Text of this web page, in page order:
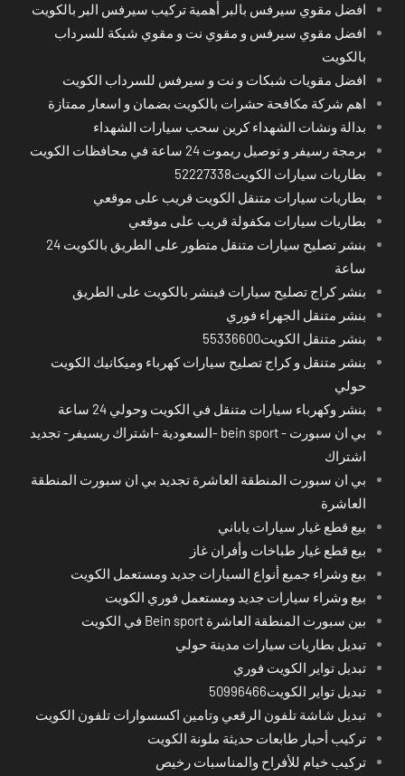
افضل مقوي سيرفس بالبر أهمية تركيب سيرفس البر بالكويت
افضل مقوي سيرفس و مقوي نت و مقوي شبكة للسرداب
بالكويت
افضل مقويات شبكات و نت و سيرفس للسرداب الكويت
اهم شركة مكافحة حشرات بالكويت بضمان و اسعار ممتازة
بدالة ونشات الشهداء كرين سحب سيارات الشهداء
برمجة رسيفر و توصيل ريموت 24 ساعة في محافظات الكويت
بطاريات سيارات الكويت52227338
بطاريات سيارات متنقل الكويت قريب على موقعي
بطاريات سيارات مكفولة قريب على موقعي
بنشر تصليح سيارات متنقل متطور على الطريق بالكويت 24
ساعة
بنشر كراج تصليح سيارات فينشر بالكويت على الطريق
بنشر متنقل الجهراء فوري
بنشر متنقل الكويت55336600
بنشر متنقل و كراج تصليح سيارات كهرباء وميكانيك الكويت
حولي
بنشر وكهرباء سيارات متنقل في الكويت وحولي 24 ساعة
بي ان سبورت - bein sport -السعودية -اشتراك ريسيفر- تجديد
اشتراك
بي ان سبورت المنطقة العاشرة تجديد بي ان سبورت المنطقة
العاشرة
بيع قطع غيار سيارات ياباني
بيع قطع غيار طباخات وأفران غاز
بيع وشراء جميع أنواع السيارات جديد ومستعمل الكويت
بيع وشراء سيارات جديد ومستعمل فوري الكويت
بين سبورت المنطقة العاشرة Bein sport في الكويت
تبديل بطاريات سيارات مدينة حولي
تبديل تواير الكويت فوري
تبديل تواير الكويت50996466
تبديل شاشة تلفون الرقعي وتامين اكسسوارات تلفون الكويت
تركيب أحبار طابعات حديثة ملونة الكويت
تركيب خيام للأفراح والمناسبات رخيص